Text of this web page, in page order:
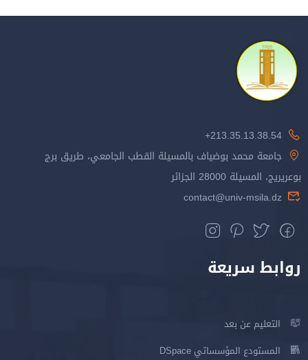
213.35.13.38.54+
جامعة محمد بوضياف بالمسيلة القطب الجامعي، طريق برج
بوعريريج، المسيلة 28000 الجزائر
contact@univ-msila.dz
روابط سريعة
التعليم عن بعد
المستودع المؤسساتي DSpace